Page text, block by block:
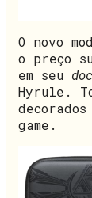
O novo
o preço
em seu
Hyrule.
game.